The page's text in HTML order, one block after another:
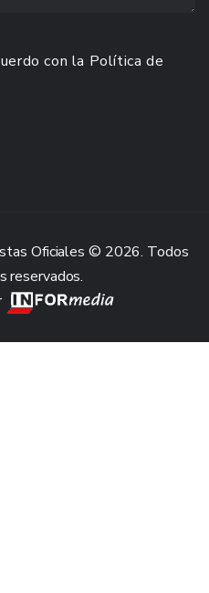
con la Política de
Oficiales © 2026. Todos
reservados.